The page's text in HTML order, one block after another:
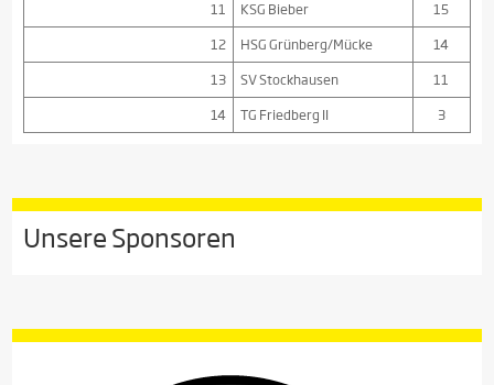
11 KSG Bieber
15
12
HSG Grünberg/Mücke
14
13
SV Stockhausen
11
14
TG Friedberg II 3
Unsere Sponsoren